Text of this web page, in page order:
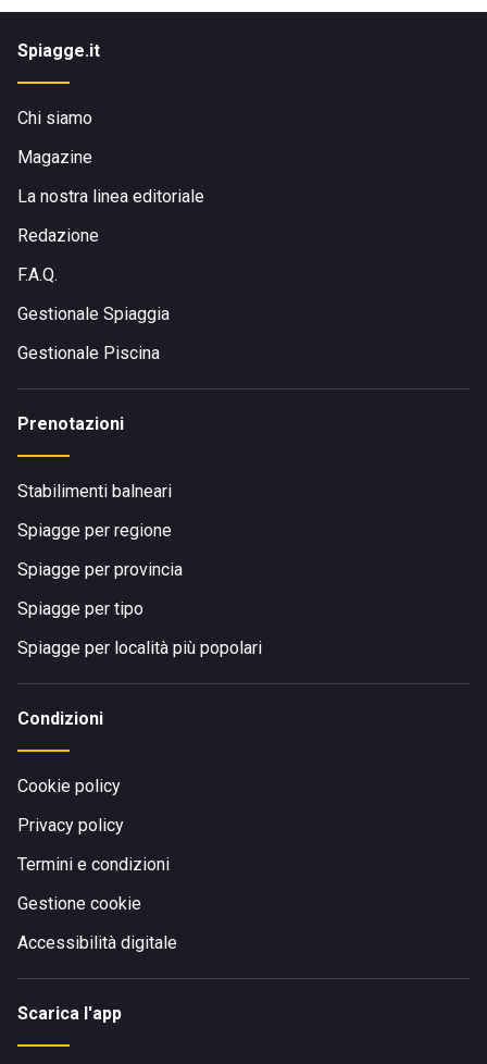
Spiagge.it
Chi siamo
Magazine
La nostra linea editoriale
Redazione
F.A.Q.
Gestionale Spiaggia
Gestionale Piscina
Prenotazioni
Stabilimenti balneari
Spiagge per regione
Spiagge per provincia
Spiagge per tipo
Spiagge per località più popolari
Condizioni
Cookie policy
Privacy policy
Termini e condizioni
Gestione cookie
Accessibilità digitale
Scarica l'app